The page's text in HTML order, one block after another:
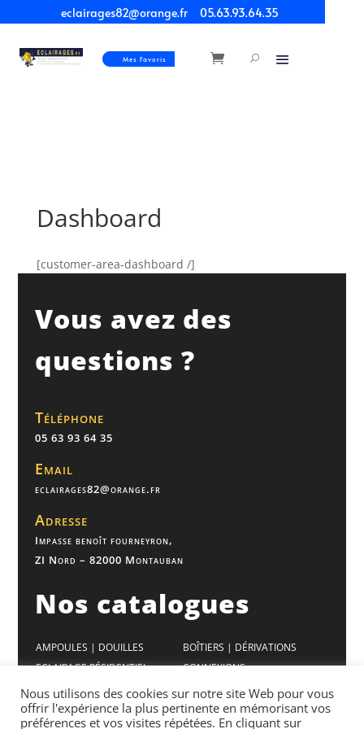
eclairages82@orange.fr 05.63.93.64.35
Mes Favoris
Dashboard
[customer-area-dashboard /]
Vous avez des
questions ?
Téléphone
05 63 93 64 35
Email
eclairages82@orange.fr
Adresse
Impasse benoît fourneyron,
ZI Nord – 82000 Montauban
Nos catalogues
AMPOULES | DOUILLES
BOÎTIERS | DÉRIVATIONS
ECLAIRAGE RÉSIDENTIEL
CONNEXIONS
ECLAIRAGE BUREAUX
VENTILATION
ECLAIRAGE INDUSTRIEL
APPAREILLAGES
Nous utilisons des cookies sur notre site Web pour vous
offrir l'expérience la plus pertinente en mémorisant vos
préférences et vos visites répétées. En cliquant sur